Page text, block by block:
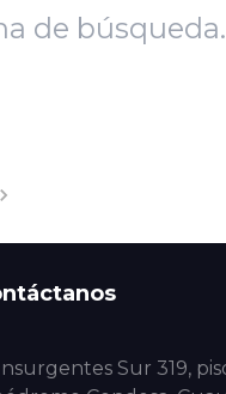
de búsqueda.
Sur 319,